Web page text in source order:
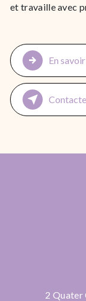
et travaille avec
En
2 Quater Chem. des Murs À Aubin, 91760